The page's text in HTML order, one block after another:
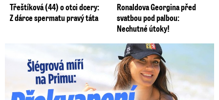
Třeštíková (44) o otci dcery:
Z dárce spermatu pravý táta
Ronaldova Georgina před
svatbou pod palbou:
Nechutné útoky!
Lucie Šlégrová míří na Primu. Překvapení pro sporťáky!